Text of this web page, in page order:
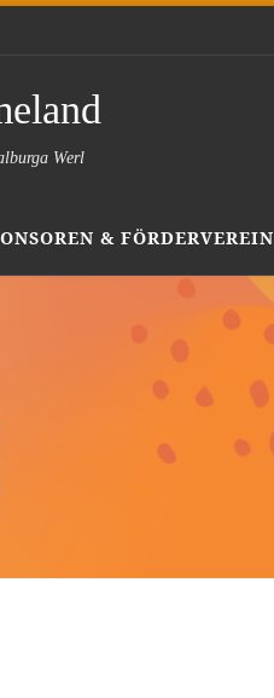
Werl
& FÖRDERVEREIN